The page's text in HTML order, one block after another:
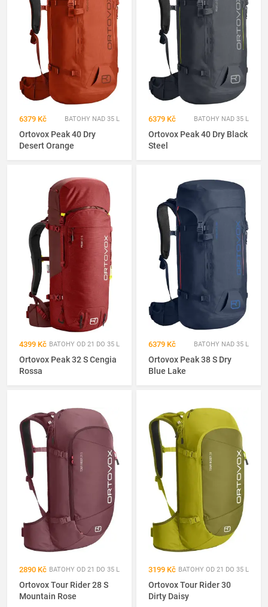
6379 Kč BATOHY NAD 35 L
Ortovox Peak 40 Dry
Desert Orange
6379 Kč BATOHY NAD 35 L
Ortovox Peak 40 Dry Black
Steel
4399 Kč BATOHY OD 21 DO 35 L
Ortovox Peak 32 S Cengia
Rossa
6379 Kč BATOHY NAD 35 L
Ortovox Peak 38 S Dry
Blue Lake
2890 Kč BATOHY OD 21 DO 35 L
Ortovox Tour Rider 28 S
Mountain Rose
3199 Kč BATOHY OD 21 DO 35 L
Ortovox Tour Rider 30
Dirty Daisy